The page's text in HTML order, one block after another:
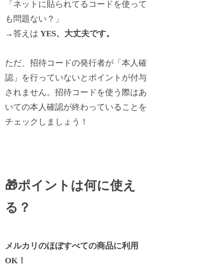
「ネットに貼られてるコードを使って
も問題ない？」
→答えはYES、大丈夫です。
ただ、招待コードの発行者が「本人確
認」を行っていないとポイントが付与
されません。招待コードを使う際はあ
いての本人確認が終わっていることを
チェックしましょう！
🎁ポイントは何に使え
る？
メルカリのほぼすべての商品に利用
OK！